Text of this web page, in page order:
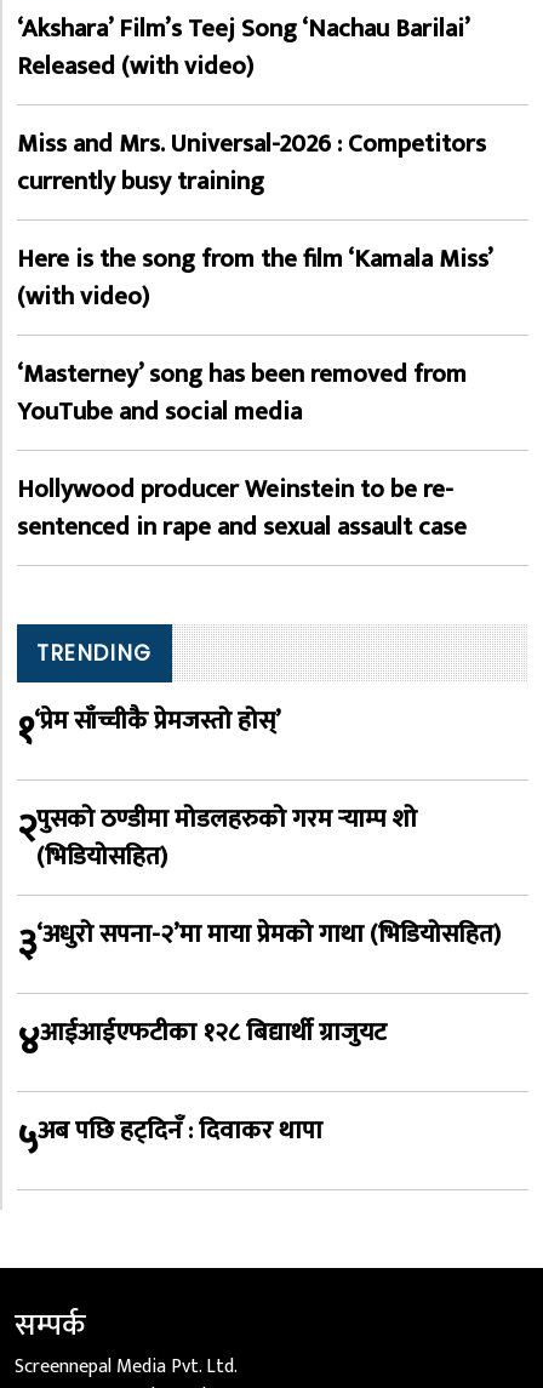
‘Akshara’ Film’s Teej Song ‘Nachau Barilai’
Released (with video)
Miss and Mrs. Universal-2026 : Competitors
currently busy training
Here is the song from the film ‘Kamala Miss’
(with video)
‘Masterney’ song has been removed from
YouTube and social media
Hollywood producer Weinstein to be re-
sentenced in rape and sexual assault case
TRENDING
१‘प्रेम साँच्चीकै प्रेमजस्तो होस्’
२पुसको ठण्डीमा मोडलहरुको गरम र्‍याम्प शो
(भिडियोसहित)
३‘अधुरो सपना-२’मा माया प्रेमको गाथा (भिडियोसहित)
४आईआईएफटीका १२८ बिद्यार्थी ग्राजुयट
५अब पछि हट्दिनँ : दिवाकर थापा
सम्पर्क
Screennepal Media Pvt. Ltd.